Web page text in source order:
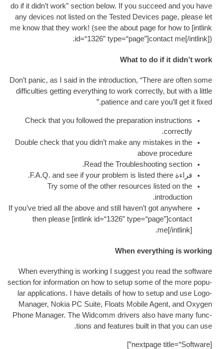
do if it did­n’t work” sec­tion below.If you
any devices not lis­ted on the Tested
me know that they work! (see the about page
id=“1326” type=“page”]
What to
Don’t pan­ic,as I said in the intro­duc­tion,
dif­fi­culties get­ting everything to work
patience and care
Check that you fol­lowed the pre­par­a­tion
Double check that you did­n’t make any
Read the
.
and see if your prob­lem is lis­ted
.
Try some of the oth­er resources
If you’ve tried all the above and still haven’t
then please[int­link id=“1326”
When
When everything is work­ing I sug­gest you
sec­tion for inform­a­tion on how to setup some
lar applic­a­tions.I have details of how to
Man­ager,Nokia PC Suite,Floats Mobile
Phone Man­ager.The Wid­comm drivers
tions and fea­tures built
.
]